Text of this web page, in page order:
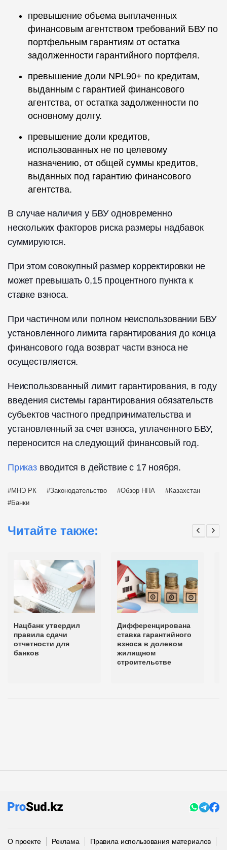
превышение объема выплаченных
финансовым агентством требований БВУ по
портфельным гарантиям от остатка
задолженности гарантийного портфеля.
превышение доли NPL90+ по кредитам,
выданным с гарантией финансового
агентства, от остатка задолженности по
основному долгу.
превышение доли кредитов,
использованных не по целевому
назначению, от общей суммы кредитов,
выданных под гарантию финансового
агентства.
В случае наличия у БВУ одновременно
нескольких факторов риска размеры надбавок
суммируются.
При этом совокупный размер корректировки не
может превышать 0,15 процентного пункта к
ставке взноса.
При частичном или полном неиспользовании БВУ
установленного лимита гарантирования до конца
финансового года возврат части взноса не
осуществляется.
Неиспользованный лимит гарантирования, в году
введения системы гарантирования обязательств
субъектов частного предпринимательства и
установленный за счет взноса, уплаченного БВУ,
переносится на следующий финансовый год.
Приказвводится в действие с 17 ноября.
МНЭ РК Законодательство Обзор НПА
Казахстан
Банки
Читайте также:
Нацбанк утвердил
правила сдачи
отчетности для
банков
Дифференцирована
ставка гарантийного
взноса в долевом
жилищном
строительстве
О проекте Реклама Правила использования материалов